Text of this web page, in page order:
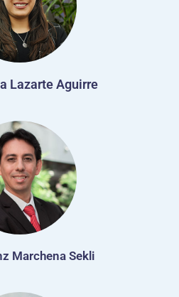
Lazarte Aguirre
Marchena Sekli